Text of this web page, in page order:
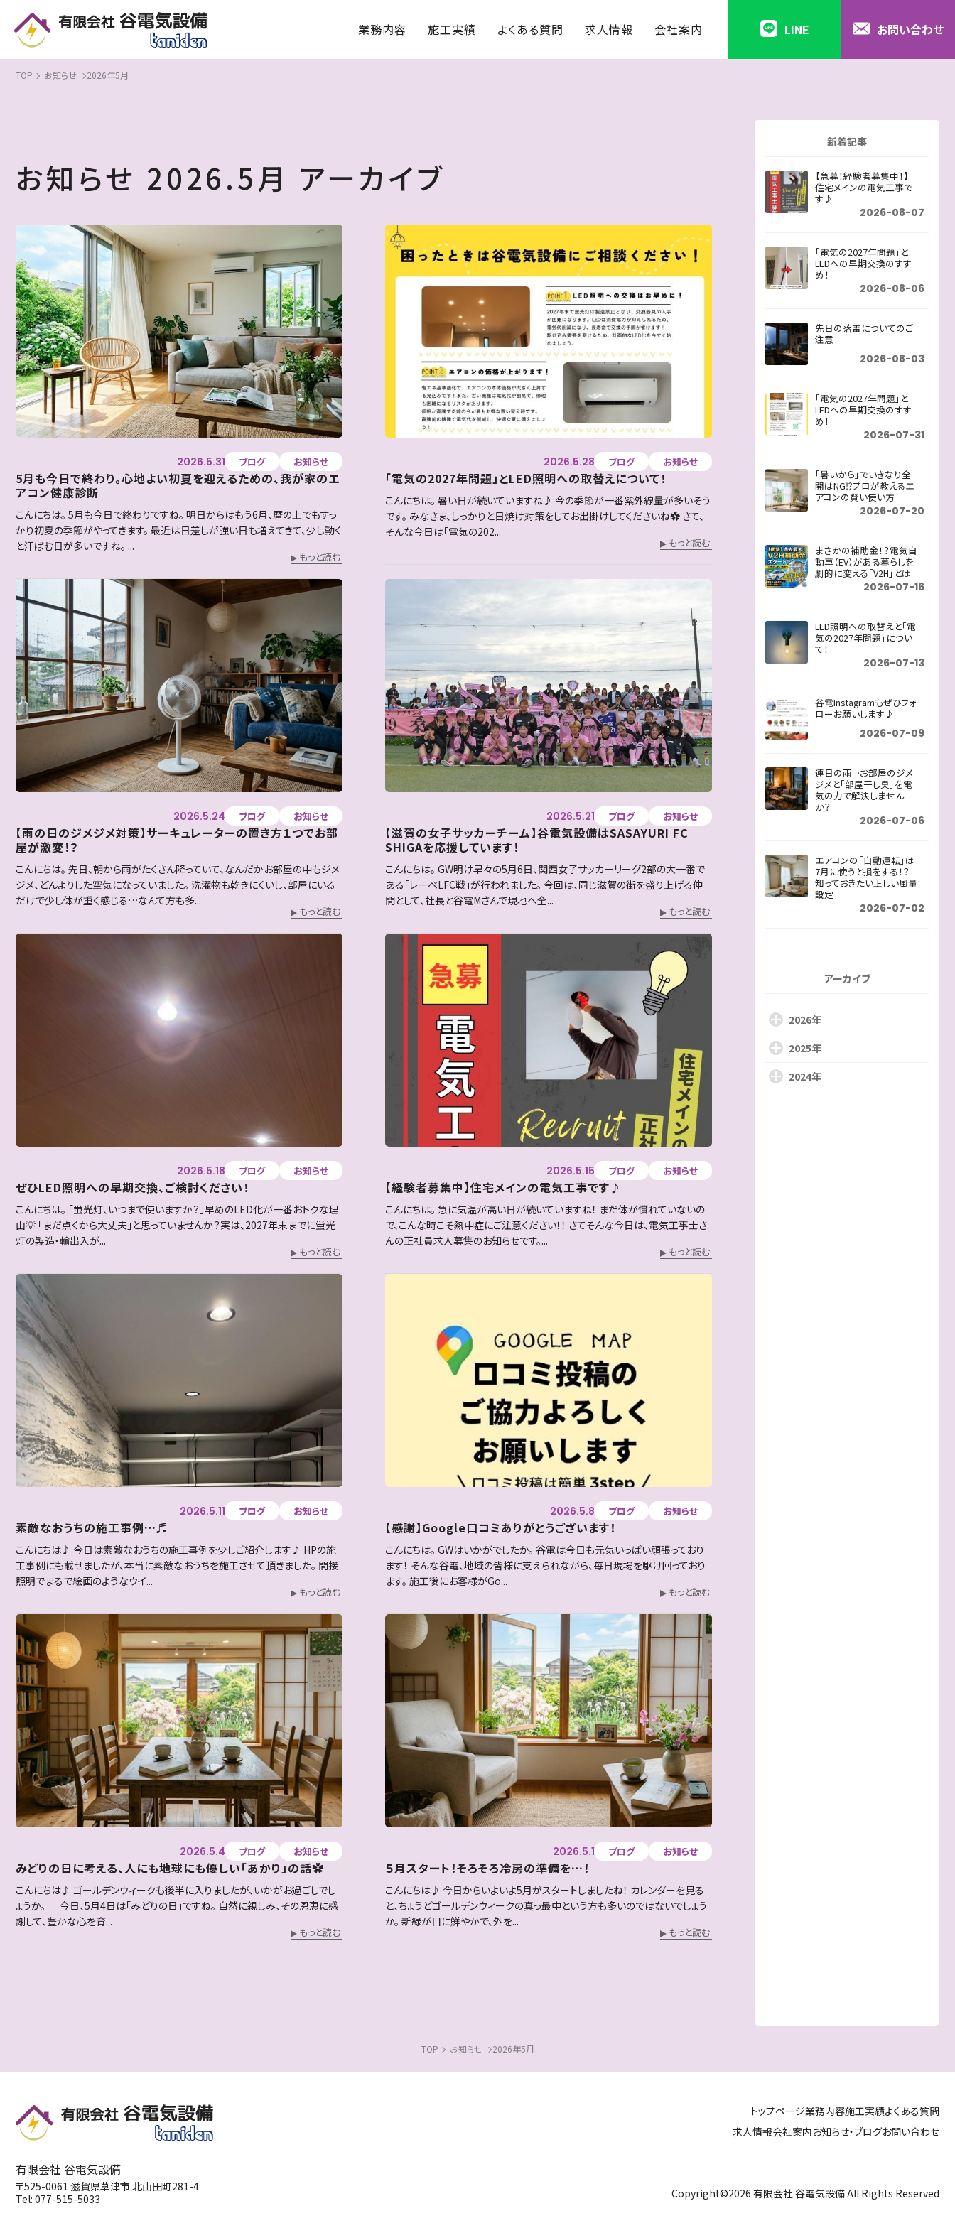
業務内容 施工実績 よくある質問 求人情報 会社案内 LINE お問い合わせ
TOP お知らせ 2026年5月
お知らせ 2026.5月 アーカイブ
5月も今日で終わり。心地よい初夏を迎えるための、我が家のエ
アコン健康診断
2026.5.31 ブログ お知らせ
こんにちは。 5月も今日で終わりですね。 明日からはもう6月、暦の上でもすっ
かり初夏の季節がやってきます。 最近は日差しが強い日も増えてきて、少し動く
と汗ばむ日が多いですね。 ...
もっと読む
「電気の2027年問題」とLED照明への取替えについて！
2026.5.28 ブログ お知らせ
こんにちは。 暑い日が続いていますね♪ 今の季節が一番紫外線量が多いそう
です。 みなさま、しっかりと日焼け対策をしてお出掛けしてくださいね✿ さて、
そんな今日は「電気の202...
もっと読む
【雨の日のジメジメ対策】サーキュレーターの置き方１つでお部
屋が激変！？
2026.5.24 ブログ お知らせ
こんにちは。 先日、朝から雨がたくさん降っていて、なんだかお部屋の中もジメ
ジメ、どんよりした空気になっていました。 洗濯物も乾きにくいし、部屋にいる
だけで少し体が重く感じる…なんて方も多...
もっと読む
【滋賀の女子サッカーチーム】谷電気設備はSASAYURI FC
SHIGAを応援しています！
2026.5.21 ブログ お知らせ
こんにちは。 GW明け早々の5月6日、関西女子サッカーリーグ2部の大一番で
ある「レーベLFC戦」が行われました。 今回は、同じ滋賀の街を盛り上げる仲
間として、社長と谷電Mさんで現地へ全...
もっと読む
ぜひLED照明への早期交換、ご検討ください！
2026.5.18 ブログ お知らせ
こんにちは。 「蛍光灯、いつまで使いますか？」早めのLED化が一番おトクな理
由💡 「まだ点くから大丈夫」と思っていませんか？実は、2027年末までに蛍光
灯の製造・輸出入が...
もっと読む
【経験者募集中】住宅メインの電気工事です♪
2026.5.15 ブログ お知らせ
こんにちは。 急に気温が高い日が続いていますね！ まだ体が慣れていないの
で、こんな時こそ熱中症にご注意ください！！ さてそんな今日は、電気工事士さ
んの正社員求人募集のお知らせです。...
もっと読む
素敵なおうちの施工事例…♬
2026.5.11 ブログ お知らせ
こんにちは♪ 今日は素敵なおうちの施工事例を少しご紹介します♪ HPの施
工事例にも載せましたが、本当に素敵なおうちを施工させて頂きました。 間接
照明でまるで絵画のようなウイ...
もっと読む
【感謝】Google口コミありがとうございます！
2026.5.8 ブログ お知らせ
こんにちは。 GWはいかがでしたか。 谷電は今日も元気いっぱい頑張っており
ます！ そんな谷電、地域の皆様に支えられながら、毎日現場を駆け回っており
ます。 施工後にお客様がGo...
もっと読む
みどりの日に考える、人にも地球にも優しい「あかり」の話✿
2026.5.4 ブログ お知らせ
こんにちは♪ ゴールデンウィークも後半に入りましたが、いかがお過ごしでし
ょうか。 今日、5月4日は「みどりの日」ですね。 自然に親しみ、その恩恵に感
謝して、豊かな心を育...
もっと読む
５月スタート！そろそろ冷房の準備を…！
2026.5.1 ブログ お知らせ
こんにちは♪ 今日からいよいよ5月がスタートしましたね！ カレンダーを見る
と、ちょうどゴールデンウィークの真っ最中という方も多いのではないでしょう
か。 新緑が目に鮮やかで、外を...
もっと読む
新着記事
【急募！経験者募集中！】
住宅メインの電気工事で
す♪
2026-08-07
「電気の2027年問題」と
LEDへの早期交換のすす
め！
2026-08-06
先日の落雷についてのご
注意
2026-08-03
「電気の2027年問題」と
LEDへの早期交換のすす
め！
2026-07-31
「暑いから」でいきなり全
開はNG⁉プロが教えるエ
アコンの賢い使い方
2026-07-20
まさかの補助金！？電気自
動車（EV）がある暮らしを
劇的に変える「V2H」とは
2026-07-16
LED照明への取替えと「電
気の2027年問題」につい
て！
2026-07-13
谷電Instagramもぜひフォ
ローお願いします♪
2026-07-09
連日の雨…お部屋のジメ
ジメと「部屋干し臭」を電
気の力で解決しません
か？
2026-07-06
エアコンの「自動運転」は
7月に使うと損をする！？
知っておきたい正しい風量
設定
2026-07-02
アーカイブ
2026年
2025年
2024年
TOP お知らせ 2026年5月
有限会社 谷電気設備
〒525-0061 滋賀県草津市 北山田町281-4
Tel: 077-515-5033
トップページ業務内容施工実績よくある質問
求人情報会社案内お知らせ・ブログお問い合わせ
Copyright©2026 有限会社 谷電気設備All Rights Reserved